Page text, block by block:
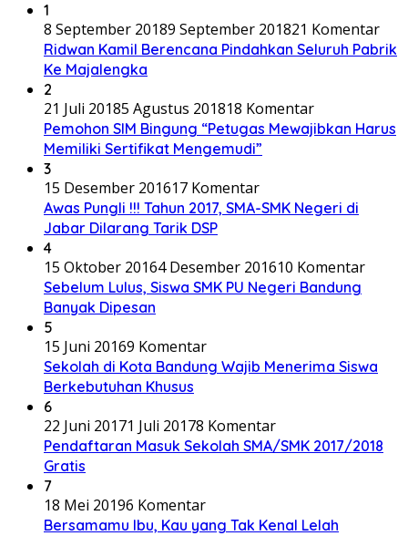
1
8 September 20189 September 201821 Komentar
Ridwan Kamil Berencana Pindahkan Seluruh Pabrik
Ke Majalengka
2
21 Juli 20185 Agustus 201818 Komentar
Pemohon SIM Bingung “Petugas Mewajibkan Harus
Memiliki Sertifikat Mengemudi”
3
15 Desember 201617 Komentar
Awas Pungli !!! Tahun 2017, SMA-SMK Negeri di
Jabar Dilarang Tarik DSP
4
15 Oktober 20164 Desember 201610 Komentar
Sebelum Lulus, Siswa SMK PU Negeri Bandung
Banyak Dipesan
5
15 Juni 20169 Komentar
Sekolah di Kota Bandung Wajib Menerima Siswa
Berkebutuhan Khusus
6
22 Juni 20171 Juli 20178 Komentar
Pendaftaran Masuk Sekolah SMA/SMK 2017/2018
Gratis
7
18 Mei 20196 Komentar
Bersamamu Ibu, Kau yang Tak Kenal Lelah